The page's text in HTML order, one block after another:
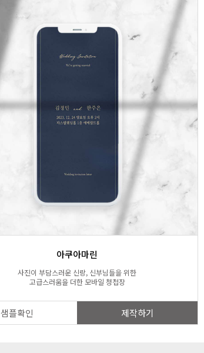
아쿠아마린
사진이 부담스러운 신랑, 신부님들을 위한
고급스러움을 더한 모바일 청첩장
샘플확인 제작하기